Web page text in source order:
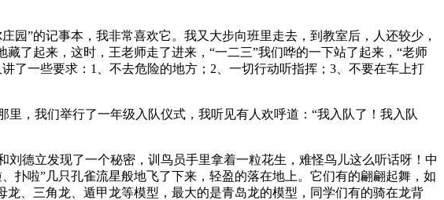
”的记事本，我非常喜欢它。我又大步向班里走去，到教室后，人还较少，
了起来，这时，王老师走了进来，“一二三”我们哗的一下站了起来，“老师
了一些要求：1、不去危险的地方；2、一切行动听指挥；3、不要在车上打
，我们举行了一年级入队仪式，我听见有人欢呼道：“我入队了！我入队
德立发现了一个秘密，训鸟员手里拿着一粒花生，难怪鸟儿这么听话呀！中
扑啦”几只孔雀流星般地飞了下来，轻盈的落在地上。它们有的翩翩起舞，如
、三角龙、遁甲龙等模型，最大的是青岛龙的模型，同学们有的骑在龙背